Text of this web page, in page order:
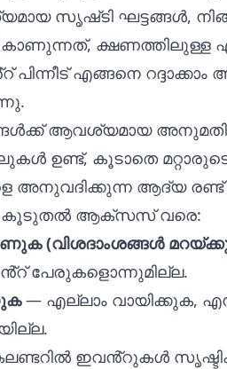
സൃഷ്‌ടി ഘട്ടങ്ങൾ,
ക്ഷണത്തിലുള്ള
എങ്ങനെ റദ്ദാക്കാം
ആവശ്യമായ അനുമതി
ഉണ്ട്, കൂടാതെ
അനുവദിക്കുന്ന ആദ്യ
കൂടുതൽ ആക്സസ് വരെ:
(വിശദാംശങ്ങൾ
പേരുകളൊന്നുമില്ല.
— എല്ലാം വായിക്കുക,
ഇവൻ്റുകൾ